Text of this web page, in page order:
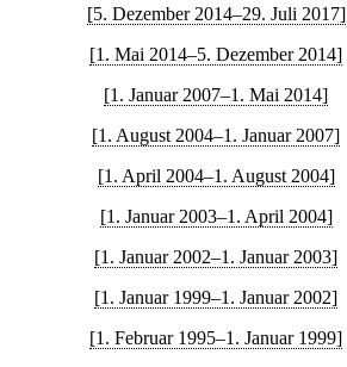
[5. Dezember 2014–29. Juli 2017]
[1. Mai 2014–5. Dezember 2014]
[1. Januar 2007–1. Mai 2014]
[1. August 2004–1. Januar 2007]
[1. April 2004–1. August 2004]
[1. Januar 2003–1. April 2004]
[1. Januar 2002–1. Januar 2003]
[1. Januar 1999–1. Januar 2002]
[1. Februar 1995–1. Januar 1999]